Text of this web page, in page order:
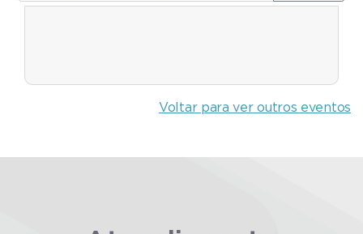
Voltar para ver outros eventos